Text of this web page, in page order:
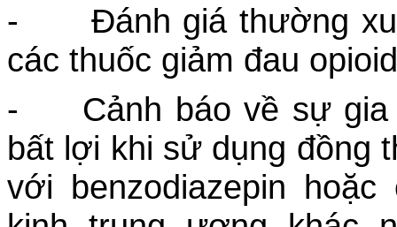
- Đánh giá thường
các thuốc giảm đau
- Cảnh báo về sự gia
bất lợi khi sử dụng đồng
với benzodiazepin